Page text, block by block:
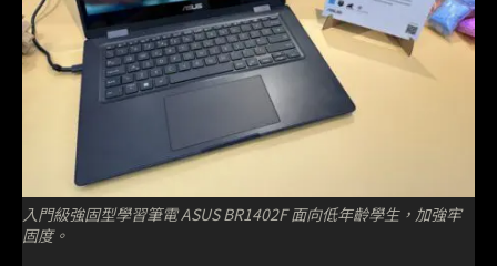
入門級強固型學習筆電 ASUS BR1402F 面向低年齡學生，加強牢
固度。